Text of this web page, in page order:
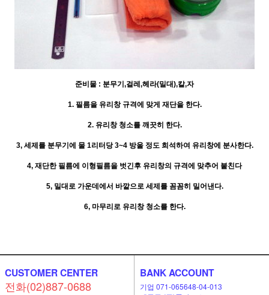
준비물 : 분무기,걸레,헤라(밀대),칼,자
1. 필름을 유리창 규격에 맞게 재단을 한다.
2. 유리창 청소를 깨끗히 한다.
3, 세제를 분무기에 물 1리터당 3~4 방울 정도 희석하여 유리창에 분사한다.
4, 재단한 필름에 이형필름을 벗긴후 유리창의 규격에 맞추어 붙친다
5, 밀대로 가운데에서 바깥으로 세제를 꼼꼼히 밀어낸다.
6, 마무리로 유리창 청소를 한다.
CUSTOMER CENTER
전화(02)887-0688
BANK ACCOUNT
기업 071-065648-04-013